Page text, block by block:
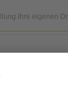
Ihre eigenen